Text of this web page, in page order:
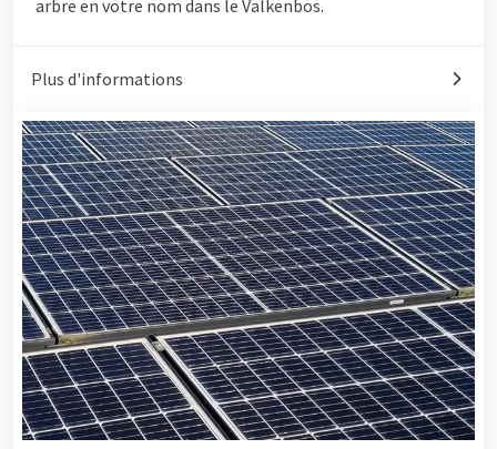
arbre en votre nom dans le Valkenbos.
Plus d'informations